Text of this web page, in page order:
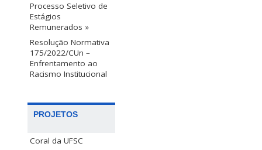
Processo Seletivo de
Estágios
Remunerados »
Resolução Normativa
175/2022/CUn –
Enfrentamento ao
Racismo Institucional
PROJETOS
Coral da UFSC